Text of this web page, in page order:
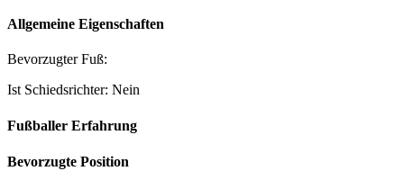
Allgemeine Eigenschaften
Bevorzugter Fuß:
Ist Schiedsrichter: Nein
Fußballer Erfahrung
Bevorzugte Position